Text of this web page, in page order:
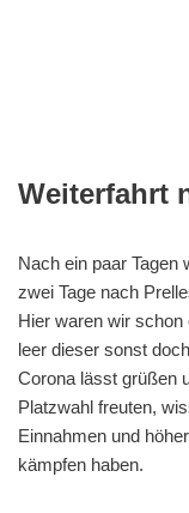
Weiterfahrt
Nach ein paar Tagen
zwei Tage nach
Hier waren wir
leer dieser sonst
Corona lässt grüßen
Platzwahl freuten,
Einnahmen und
kämpfen haben.